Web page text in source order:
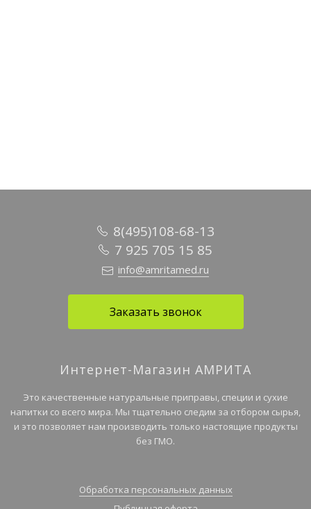
8(495)108-68-13
7 925 705 15 85
info@amritamed.ru
Заказать звонок
Интернет-Магазин АМРИТА
Это качественные натуральные приправы, специи и сухие
напитки со всего мира. Мы тщательно следим за отбором сырья,
и это позволяет нам производить только настоящие продукты
без ГМО.
Обработка персональных данных